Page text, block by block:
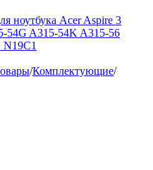
ноутбука Acer Aspire 3
54G A315-54K A315-56
/Комплектующие/